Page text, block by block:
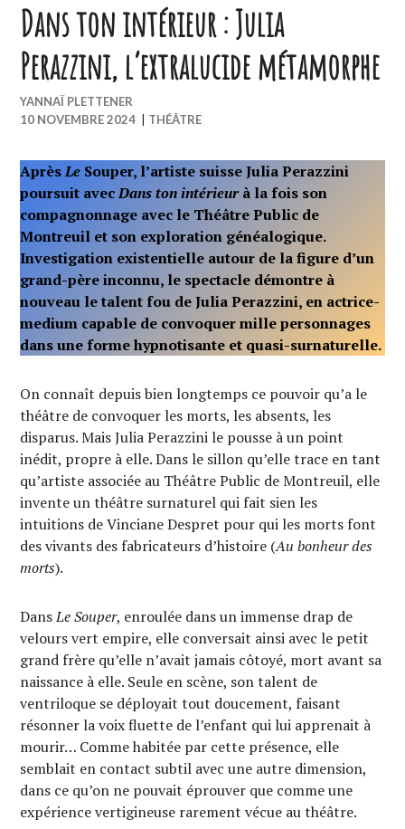
Dans ton intérieur : Julia
Perazzini, l’extralucide métamorphe
YANNAÏ PLETTENER
10 NOVEMBRE 2024
THÉÂTRE
AprèsLe Souper, l’artiste suisse Julia Perazzini
poursuit avecDans ton intérieurà la fois son
compagnonnage avec le Théâtre Public de
Montreuil et son exploration généalogique.
Investigation existentielle autour de la figure d’un
grand-père inconnu, le spectacle démontre à
nouveau le talent fou de Julia Perazzini, en actrice-
medium capable de convoquer mille personnages
dans une forme hypnotisante et quasi-surnaturelle.
On connaît depuis bien longtemps ce pouvoir qu’a le
théâtre de convoquer les morts, les absents, les
disparus. Mais Julia Perazzini le pousse à un point
inédit, propre à elle. Dans le sillon qu’elle trace en tant
qu’artiste associée au Théâtre Public de Montreuil, elle
invente un théâtre surnaturel qui fait sien les
intuitions de Vinciane Despret pour qui les morts font
des vivants des fabricateurs d’histoire (Au bonheur des
morts).
DansLe Souper, enroulée dans un immense drap de
velours vert empire, elle conversait ainsi avec le petit
grand frère qu’elle n’avait jamais côtoyé, mort avant sa
naissance à elle. Seule en scène, son talent de
ventriloque se déployait tout doucement, faisant
résonner la voix fluette de l’enfant qui lui apprenait à
mourir… Comme habitée par cette présence, elle
semblait en contact subtil avec une autre dimension,
dans ce qu’on ne pouvait éprouver que comme une
expérience vertigineuse rarement vécue au théâtre.